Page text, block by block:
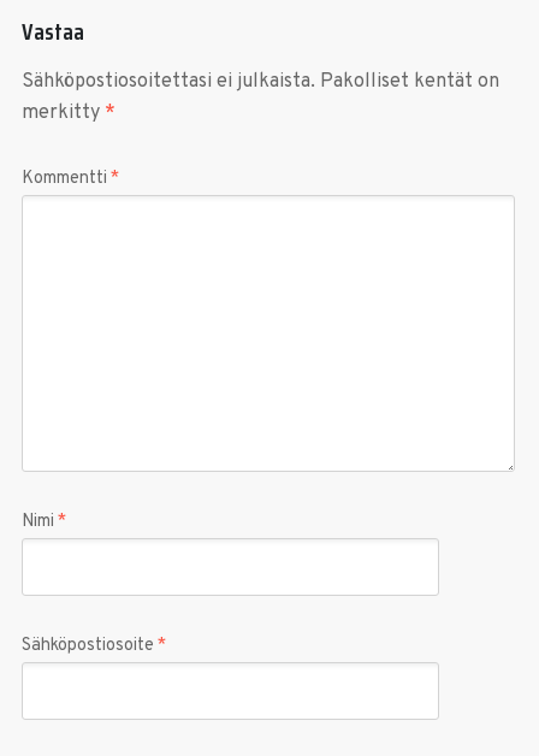
Vastaa
Sähköpostiosoitettasi ei julkaista. Pakolliset kentät on
merkitty *
Kommentti *
Nimi *
Sähköpostiosoite *